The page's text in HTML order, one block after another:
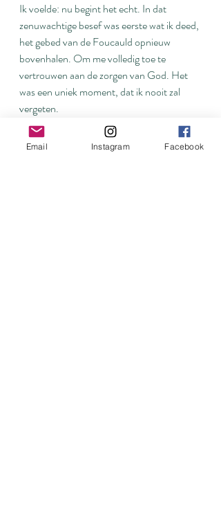
Ik voelde: nu begint het echt. In dat
zenuwachtige besef was eerste wat ik deed,
het gebed van de Foucauld opnieuw
bovenhalen. Om me volledig toe te
vertrouwen aan de zorgen van God. Het
was een uniek moment, dat ik nooit zal
vergeten.
Thomas zorgde voor de nodige ontlading
Email Instagram Facebook